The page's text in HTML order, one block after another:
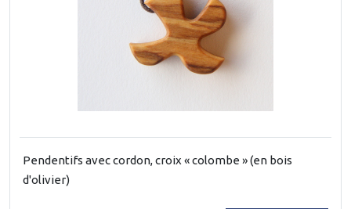
Pendentifs avec cordon, croix « colombe » (en bois
d'olivier)